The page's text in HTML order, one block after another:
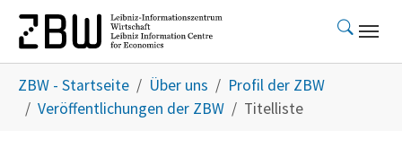
Skip to main content
ZBW - Startseite Über uns
Profil der ZBW
Veröffentlichungen der ZBW
Titelliste